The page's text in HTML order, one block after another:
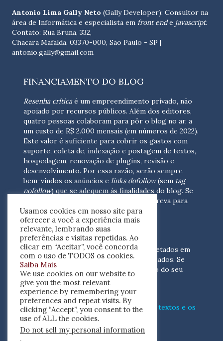
Antonio Lima Gally Neto (Gally Developer): Consultor na
área de Informática e especialista em front ende javascript.
Contato: Rua Bruna, 332,
Chacara Mafalda, 03370-000, São Paulo - SP |
antonio.gally@gmail.com
FINANCIAMENTO DO BLOG
Resenha críticaé um empreendimento privado, não
apoiado por recursos públicos. Além dos editores,
quatro pessoas colaboram para pôr o blog no ar, a
um custo de R$ 2.000 mensais (em números de 2022).
Este valor é suficiente para cobrir os gastos com
suporte, coleta de, indexação e postagem de textos,
hospedagem, renovação de plugins, revisão e
desenvolvimento. Por essa razão, serão sempre
bem-vindos os anúncios e links dofollow(sem tag
nofollow) que se adequem às finalidades do blog. Se
escreva para
nós(contato@resenhacritica.com.br)
FONTES E ACERVO
As resenhas, dossiês e sumários são coletados em
periódicos acadêmicos e sites especializados. Se
você tem interesse em divulgar o acervo do seu
periódico, escreva para nós
(contato@resenhacritica.com.br)
Conheça omodocomo processamos os textos e os
índicesdisponibilizados neste blog.
ISSN 2764-0302
Usamos cookies em nosso site para
oferecer a você a experiência mais
relevante, lembrando suas
preferências e visitas repetidas. Ao
clicar em “Aceitar”, você concorda
com o uso de TODOS os cookies.
Saiba Mais
We use cookies on our website to
give you the most relevant
experience by remembering your
preferences and repeat visits. By
clicking “Accept”, you consent to the
use of ALL the cookies.
Do not sell my personal information
.